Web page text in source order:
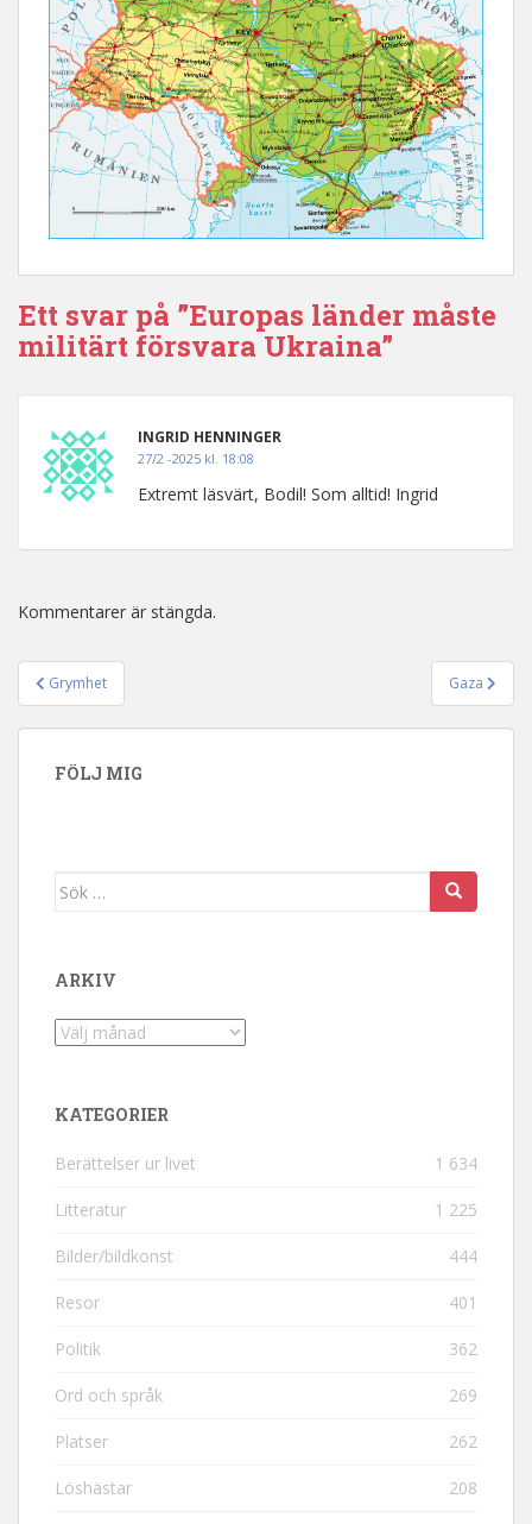
Ett svar på ”Europas länder måste
militärt försvara Ukraina”
INGRID HENNINGER
27/2 -2025 kl. 18:08
Extremt läsvärt, Bodil! Som alltid! Ingrid
Kommentarer är stängda.
Inläggsnavigering
Grymhet Gaza
FÖLJ MIG
Sök efter:
ARKIV
Arkiv
KATEGORIER
Berättelser ur livet 1 634
Litteratur 1 225
Bilder/bildkonst 444
Resor 401
Politik 362
Ord och språk 269
Platser 262
Löshästar 208